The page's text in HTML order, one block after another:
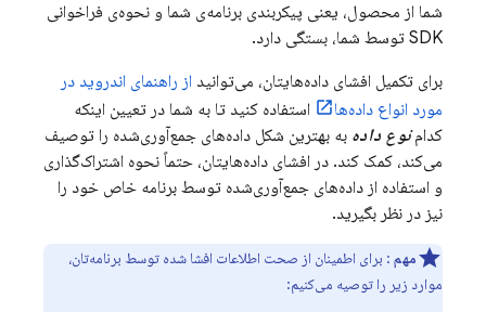
شما از محصول، یعنی پیکربندی برنامه‌ی شما و نحوه‌ی فراخوانی
SDK توسط شما، بستگی دارد.
برای تکمیل افشای داده‌هایتان، می‌توانید از راهنمای اندروید در
مورد انواع داده‌ها
استفاده کنید تا به شما در تعیین اینکه
کدامنوع داده به بهترین شکل داده‌های جمع‌آوری‌شده را توصیف
می‌کند، کمک کند. در افشای داده‌هایتان، حتماً نحوه اشتراک‌گذاری
و استفاده از داده‌های جمع‌آوری‌شده توسط برنامه خاص خود را
نیز در نظر بگیرید.
مهم: برای اطمینان از صحت اطلاعات افشا شده توسط برنامه‌تان،
موارد زیر را توصیه می‌کنیم: